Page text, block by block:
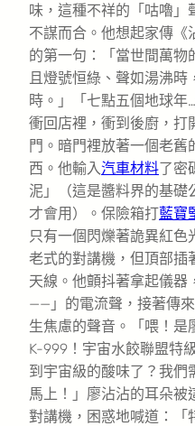
味，這種不祥的「咕嚕」
不謀而合。他想起家傳《
的第一句：「當世間萬物
且燈號恒綠、聲如湯沸時
時。」「七點五個地球
衝回店裡，衝到後廚，打
門。暗門裡放著一個老舊
西。他輸入汽車材料了密
泥」（這是醬料界的基礎
才會用）。保險箱打藍寶
只有一個閃爍著詭異紅色
老式的對講機，但頂部插
天線。他顫抖著拿起儀器
——」的電流聲，接著傳
生焦慮的聲音。「喂！是
K-999！宇宙水餃聯盟特
到宇宙級的酸味了？我們
馬上！」廖沾沾的耳朵被
對講機，困惑地喊道：「